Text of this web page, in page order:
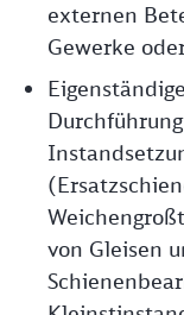
externen
Gewerke
von Gleisen